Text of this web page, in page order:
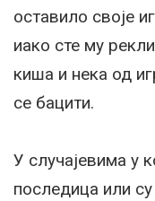
оставило своје
иако сте му
киша и нека од
се бацити.
У случајевима у
последица или